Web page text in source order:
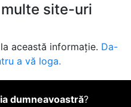
site-uri
această informație. Da-
a vă loga.
dumneavoastră?